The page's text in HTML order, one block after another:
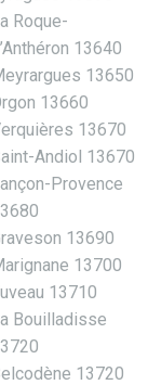
Roque-
13640
13650
13660
13670
Andiol 13670
Provence
13690
13700
13710
Bouilladisse
13720